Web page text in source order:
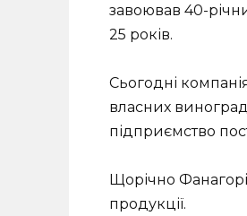
завоював 40-
25 років.
Сьогодні
власних
підприємство
Щорічно
продукції.